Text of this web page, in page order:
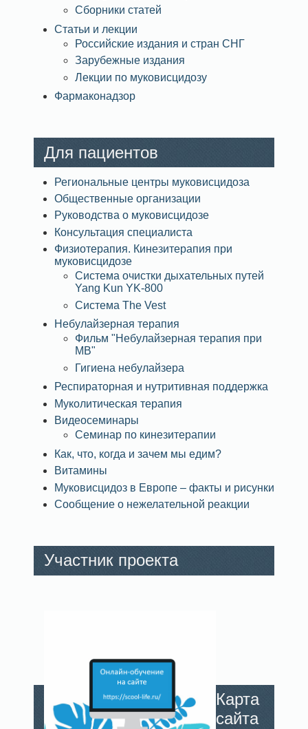
Сборники статей
Статьи и лекции
Российские издания и стран СНГ
Зарубежные издания
Лекции по муковисцидозу
Фармаконадзор
Для пациентов
Региональные центры муковисцидоза
Общественные организации
Руководства о муковисцидозе
Консультация специалиста
Физиотерапия. Кинезитерапия при
муковисцидозе
Система очистки дыхательных путей
Yang Kun YK-800
Система The Vest
Небулайзерная терапия
Фильм "Небулайзерная терапия при
МВ"
Гигиена небулайзера
Респираторная и нутритивная поддержка
Муколитическая терапия
Видеосеминары
Семинар по кинезитерапии
Как, что, когда и зачем мы едим?
Витамины
Муковисцидоз в Европе – факты и рисунки
Сообщение о нежелательной реакции
Участник проекта
Карта
сайта